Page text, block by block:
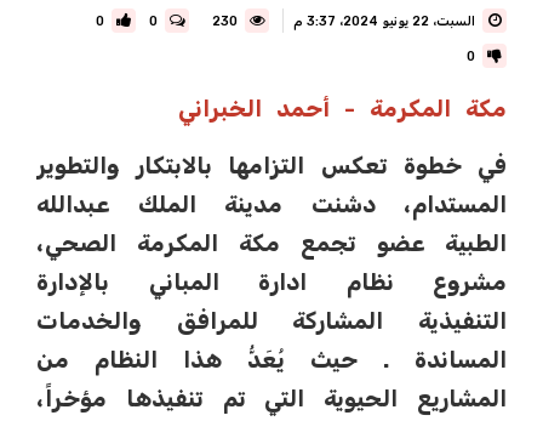
السبت، 22 يونيو 2024، 3:37 م 0
0
0
مكة المكرمة - أحمد الخبراني
في خطوة تعكس التزامها بالابتكار والتطوير
المستدام، دشنت مدينة الملك عبدالله
الطبية عضو تجمع مكة المكرمة الصحي،
مشروع نظام ادارة المباني بالإدارة
التنفيذية المشاركة للمرافق والخدمات
المساندة . حيث يُعَدُّ هذا النظام من
المشاريع الحيوية التي تم تنفيذها مؤخراً،